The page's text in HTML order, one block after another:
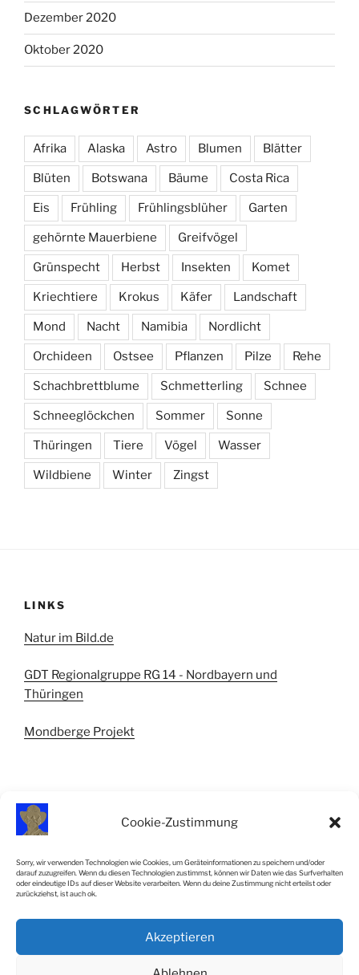
Cookie-Zustimmung
Sorry, wir verwenden Technologien wie Cookies, um Geräteinformationen zu speichern und/oder
darauf zuzugreifen. Wenn du diesen Technologien zustimmst, können wir Daten wie das Surfverhalten
oder eindeutige IDs auf dieser Website verarbeiten. Wenn du deine Zustimmung nicht erteilst oder
zurückziehst, ist auch ok.
Akzeptieren
Dezember 2020
Oktober 2020
SCHLAGWÖRTER
Afrika Alaska Astro Blumen Blätter
Blüten Botswana Bäume Costa Rica
Eis Frühling Frühlingsblüher Garten
gehörnte Mauerbiene Greifvögel
Grünspecht Herbst Insekten Komet
Kriechtiere Krokus Käfer Landschaft
Mond Nacht Namibia Nordlicht
Orchideen Ostsee Pflanzen Pilze Rehe
Schachbrettblume Schmetterling Schnee
Schneeglöckchen Sommer Sonne
Thüringen Tiere Vögel Wasser
Wildbiene Winter Zingst
LINKS
Natur im Bild.de
GDT Regionalgruppe RG 14 - Nordbayern und
Thüringen
Mondberge Projekt
IMPRESSUM
Impressum